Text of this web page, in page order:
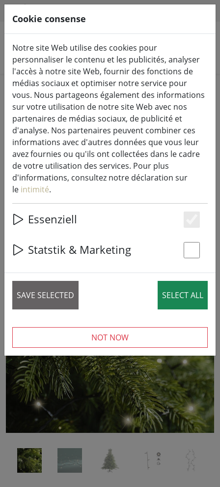
Rechercher des produits
Home
Guirlandes lumineuses & éclairage
Guirlandes lumineuses
Kaemingk Lumineo Guirlande
lumineuse LED Basic avec
variateur 40 LED blanc chaud
extérieur 3 m noir
Cookie consense
Notre site Web utilise des cookies pour
personnaliser le contenu et les publicités, analyser
l'accès à notre site Web, fournir des fonctions de
médias sociaux et optimiser notre service pour
vous. Nous partageons également des informations
sur votre utilisation de notre site Web avec nos
partenaires de médias sociaux, de publicité et
d'analyse. Nos partenaires peuvent combiner ces
informations avec d'autres données que vous leur
avez fournies ou qu'ils ont collectées dans le cadre
de votre utilisation des services. Pour plus
d'informations, consultez notre déclaration sur
le intimité.
Essenziell
Statstik & Marketing
SAVE SELECTED SELECT ALL
NOT NOW